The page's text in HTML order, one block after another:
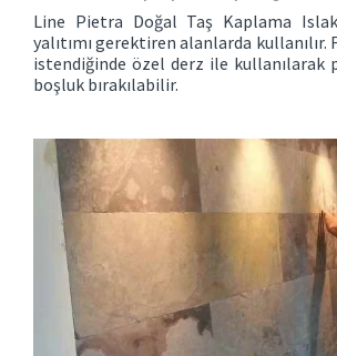
Line Pietra Doğal Taş Kaplama
yalıtımı gerektiren alanlarda kullanılır.
istendiğinde özel derz ile kullanılarak
boşluk bırakılabilir.